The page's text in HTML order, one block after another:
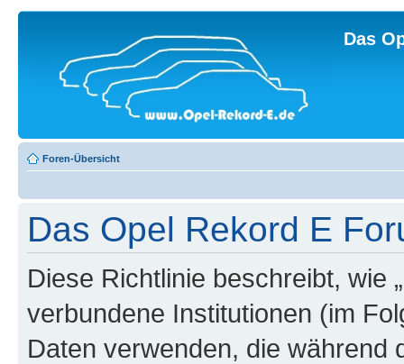
Das
Foren-Übersicht
Das Opel Rekord E
Diese Richtlinie beschreibt, wie
verbundene Institutionen (im
Daten verwenden, die während